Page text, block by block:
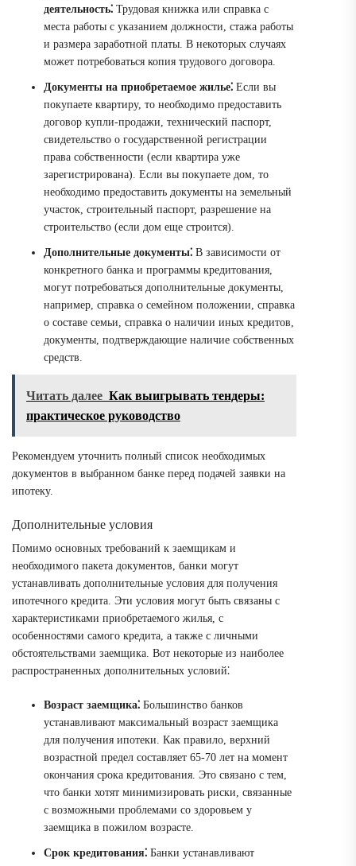
деятельность⁚ Трудовая книжка или справка с
места работы с указанием должности, стажа работы
и размера заработной платы. В некоторых случаях
может потребоваться копия трудового договора.
Документы на приобретаемое жилье⁚ Если вы
покупаете квартиру, то необходимо предоставить
договор купли-продажи, технический паспорт,
свидетельство о государственной регистрации
права собственности (если квартира уже
зарегистрирована). Если вы покупаете дом, то
необходимо предоставить документы на земельный
участок, строительный паспорт, разрешение на
строительство (если дом еще строится).
Дополнительные документы⁚ В зависимости от
конкретного банка и программы кредитования,
могут потребоваться дополнительные документы,
например, справка о семейном положении, справка
о составе семьи, справка о наличии иных кредитов,
документы, подтверждающие наличие собственных
средств.
Читать далее Как выигрывать тендеры:
практическое руководство
Рекомендуем уточнить полный список необходимых
документов в выбранном банке перед подачей заявки на
ипотеку.
Дополнительные условия
Помимо основных требований к заемщикам и
необходимого пакета документов, банки могут
устанавливать дополнительные условия для получения
ипотечного кредита. Эти условия могут быть связаны с
характеристиками приобретаемого жилья, с
особенностями самого кредита, а также с личными
обстоятельствами заемщика. Вот некоторые из наиболее
распространенных дополнительных условий⁚
Возраст заемщика⁚ Большинство банков
устанавливают максимальный возраст заемщика
для получения ипотеки. Как правило, верхний
возрастной предел составляет 65-70 лет на момент
окончания срока кредитования. Это связано с тем,
что банки хотят минимизировать риски, связанные
с возможными проблемами со здоровьем у
заемщика в пожилом возрасте.
Срок кредитования⁚ Банки устанавливают